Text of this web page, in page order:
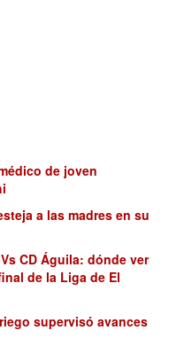
de joven
a las madres en su
CD Águila: dónde ver
de la Liga de El
supervisó avances